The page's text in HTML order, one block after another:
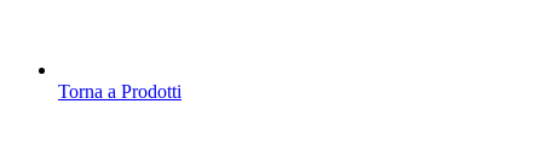
Torna a Prodotti